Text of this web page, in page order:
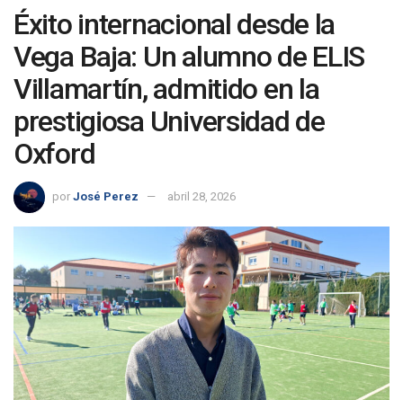
Éxito internacional desde la
Vega Baja: Un alumno de ELIS
Villamartín, admitido en la
prestigiosa Universidad de
Oxford
por José Perez abril 28, 2026